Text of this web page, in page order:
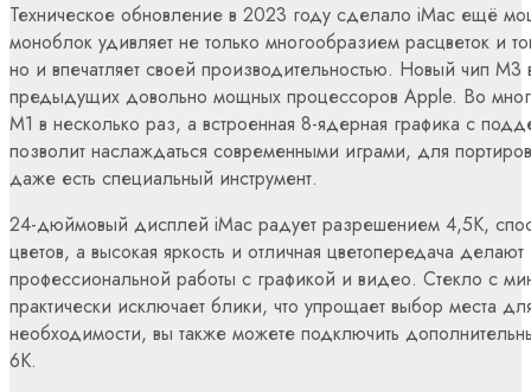
Техническое обновление в 2023 году сделало iMac ещё
моноблок удивляет не только многообразием расцветок и
но и впечатляет своей производительностью. Новый чип
предыдущих довольно мощных процессоров Apple. Во
M1 в несколько раз, а встроенная 8-ядерная графика с
позволит наслаждаться современными играми, для
даже есть специальный инструмент.
24-дюймовый дисплей iMac радует разрешением 4,5K,
цветов, а высокая яркость и отличная цветопередача
профессиональной работы с графикой и видео. Стекло с
практически исключает блики, что упрощает выбор места
необходимости, вы также можете подключить
6К.